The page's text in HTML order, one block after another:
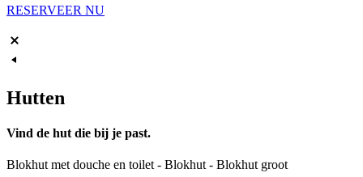
RESERVEER NU
Hutten
Vind de hut die bij je past.
Blokhut met douche en toilet - Blokhut - Blokhut groot